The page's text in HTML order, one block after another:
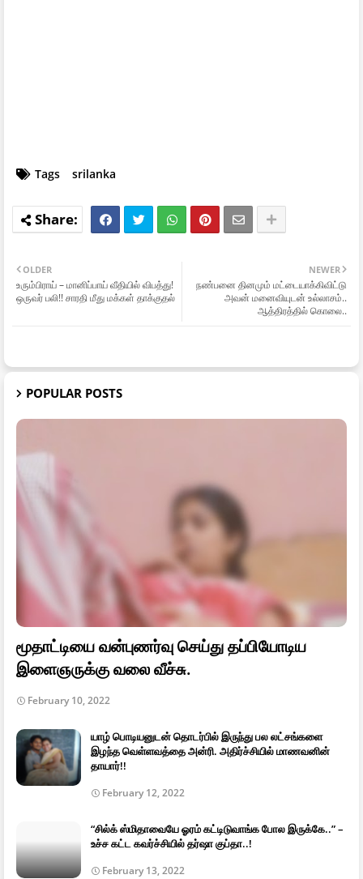
Tags srilanka
NEWER
நண்பனை தினமும் மட்டையாக்கிவிட்டு
அவன் மனைவியுடன் உல்லாசம்..
ஆத்திரத்தில் கொலை..
OLDER
உரும்பிராய் – மானிப்பாய் வீதியில் விபத்து!
ஒருவர் பலி!! சாரதி மீது மக்கள் தாக்குதல்
POPULAR POSTS
மூதாட்டியை வன்புணர்வு செய்து தப்பியோடிய
இளைஞருக்கு வலை வீச்சு.
February 10, 2022
யாழ் பொடியனுடன் தொடர்பில் இருந்து பல லட்சங்களை
இழந்த வெள்ளவத்தை அன்ரி. அதிர்ச்சியில் மாணவனின்
தாயார்!!
February 12, 2022
“சில்க் ஸ்மிதாவையே ஓரம் கட்டிடுவாங்க போல இருக்கே..” –
உச்ச கட்ட கவர்ச்சியில் தர்ஷா குப்தா..!
February 13, 2022